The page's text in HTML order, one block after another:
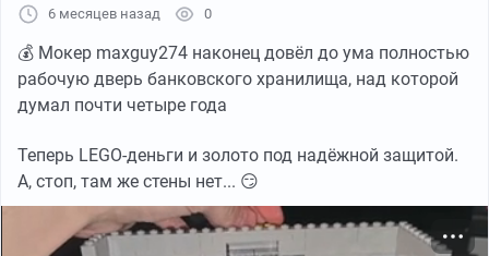
6 месяцев назад 0
💰 Мокер maxguy274 наконец довёл до ума полностью
рабочую дверь банковского хранилища, над которой
думал почти четыре года
Теперь LEGO-деньги и золото под надёжной защитой.
А, стоп, там же стены нет... 😏